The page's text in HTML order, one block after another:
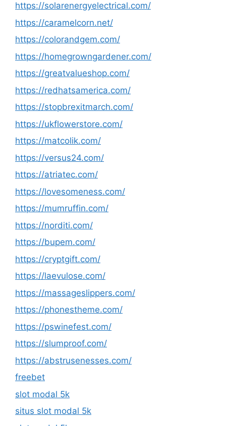
https://solarenergyelectrical.com/
https://caramelcorn.net/
https://colorandgem.com/
https://homegrowngardener.com/
https://greatvalueshop.com/
https://redhatsamerica.com/
https://stopbrexitmarch.com/
https://ukflowerstore.com/
https://matcolik.com/
https://versus24.com/
https://atriatec.com/
https://lovesomeness.com/
https://mumruffin.com/
https://norditi.com/
https://bupem.com/
https://cryptgift.com/
https://laevulose.com/
https://massageslippers.com/
https://phonestheme.com/
https://pswinefest.com/
https://slumproof.com/
https://abstrusenesses.com/
freebet
slot modal 5k
situs slot modal 5k